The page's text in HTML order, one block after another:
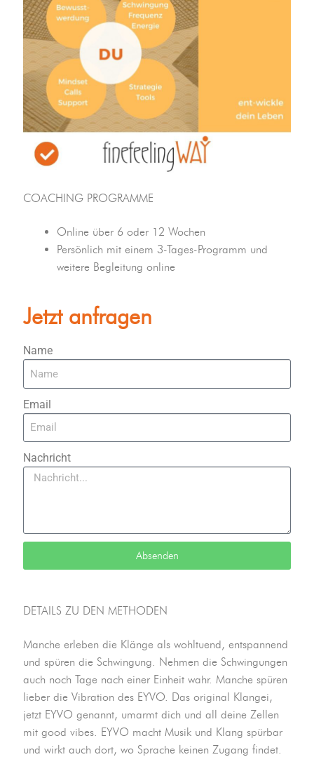
COACHING PROGRAMME
Online über 6 oder 12 Wochen
Persönlich mit einem 3-Tages-Programm und
weitere Begleitung online
Jetzt anfragen
Name
Email
Nachricht
Absenden
DETAILS ZU DEN METHODEN
Manche erleben die Klänge als wohltuend, entspannend
und spüren die Schwingung. Nehmen die Schwingungen
auch noch Tage nach einer Einheit wahr. Manche spüren
lieber die Vibration des EYVO. Das original Klangei,
jetzt EYVO genannt, umarmt dich und all deine Zellen
mit good vibes. EYVO macht Musik und Klang spürbar
und wirkt auch dort, wo Sprache keinen Zugang findet.